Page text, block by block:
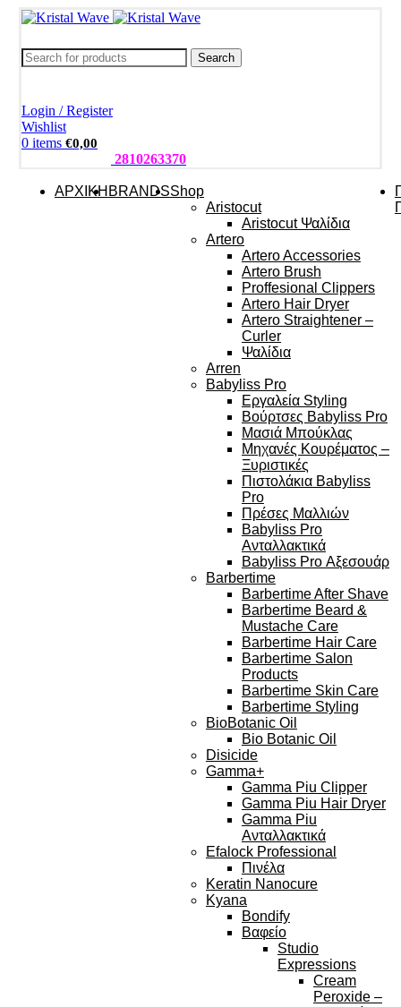
Search
Login / Register
Wishlist
0 items €0,00
2810263370
ΑΡΧΙΚΗ BRANDSShop
Aristocut
Aristocut Ψαλίδια
Artero
Artero Accessories
Artero Brush
Proffesional Clippers
Artero Hair Dryer
Artero Straightener –
Curler
Ψαλίδια
Arren
Babyliss Pro
Εργαλεία Styling
Βούρτσες Babyliss Pro
Μασιά Μπούκλας
Μηχανές Κουρέματος –
Ξυριστικές
Πιστολάκια Babyliss
Pro
Πρέσες Μαλλιών
Babyliss Pro
Ανταλλακτικά
Babyliss Pro Αξεσουάρ
Barbertime
Barbertime After Shave
Barbertime Beard &
Mustache Care
Barbertime Hair Care
Barbertime Salon
Products
Barbertime Skin Care
Barbertime Styling
BioBotanic Oil
Bio Botanic Oil
Disicide
Gamma+
Gamma Piu Clipper
Gamma Piu Hair Dryer
Gamma Piu
Ανταλλακτικά
Efalock Professional
Πινέλα
Keratin Nanocure
Kyana
Bondify
Βαφείο
Studio
Expressions
Cream
Peroxide –